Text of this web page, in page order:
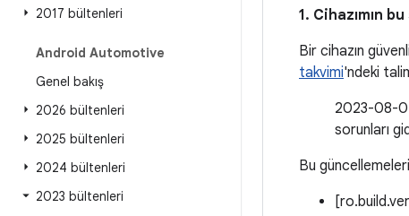
2017 bültenleri
Android Automotive
Genel bakış
2026 bültenleri
2025 bültenleri
2024 bültenleri
2023 bültenleri
1. Cihazımın
Bir cihazın
takvimi'ndeki
2023-08-
sorunları
Bu